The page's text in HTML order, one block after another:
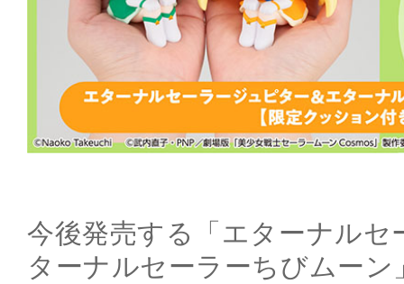
今後発売する「エターナルセ
ターナルセーラーちびムー